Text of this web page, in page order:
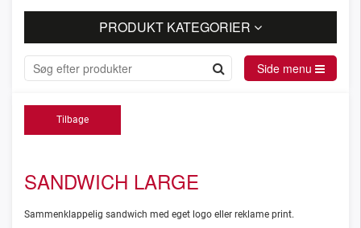
PRODUKT KATEGORIER
Side menu
Tilbage
SANDWICH LARGE
Sammenklappelig sandwich med eget logo eller reklame print.